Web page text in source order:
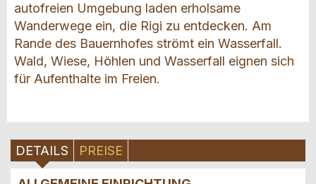
autofreien Umgebung laden erholsame
Wanderwege ein, die Rigi zu entdecken. Am
Rande des Bauernhofes strömt ein Wasserfall.
Wald, Wiese, Höhlen und Wasserfall eignen sich
für Aufenthalte im Freien.
DETAILS PREISE